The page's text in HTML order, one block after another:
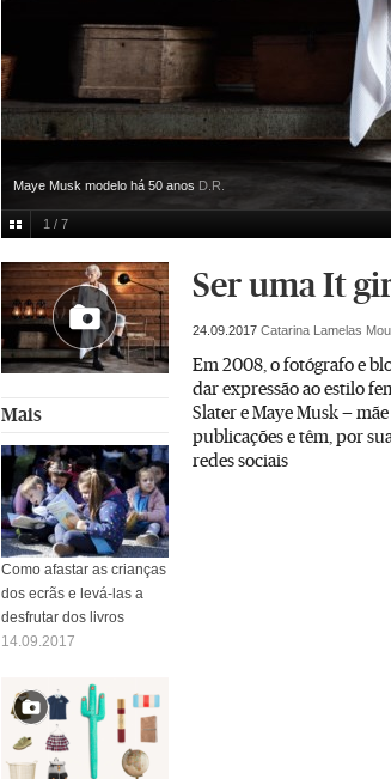
Maye Musk modelo há 50 anos D.R.
1 / 7
Ser uma It
24.09.2017 Catarina Lamelas
Em 2008, o fotógrafo e
dar expressão ao estilo
Slater e Maye Musk —
publicações e têm, por
redes sociais
Mais
Como afastar as crianças
dos ecrãs e levá-las a
desfrutar dos livros
14.09.2017